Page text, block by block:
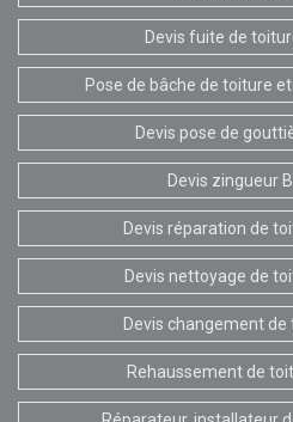
Devis fuite de
Pose de bâche de toiture
Devis pose de
Devis zingueur
Devis réparation de
Devis nettoyage de
Devis changement
Rehaussement de